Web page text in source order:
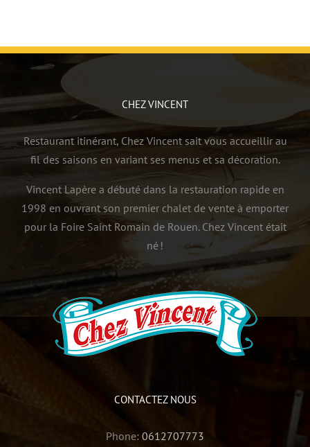
CHEZ VINCENT
Restaurant itinérant, Chez Vincent sait vous accueillir au
fil des saisons en variant ses menus et sa décoration.
Vincent Lapère a débuté dans la restauration rapide en
1998 en ouvrant son premier chalet de vente à emporter
pour la Foire Saint Romain de Rouen. Chez Vincent était
né !
CONTACTEZ NOUS
Phone: 0612707773